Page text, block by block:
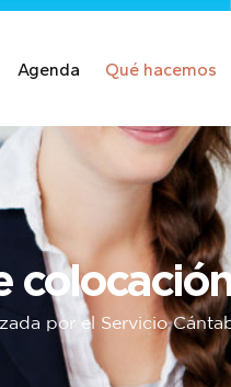
Agenda Qué hacemos
por el Servicio